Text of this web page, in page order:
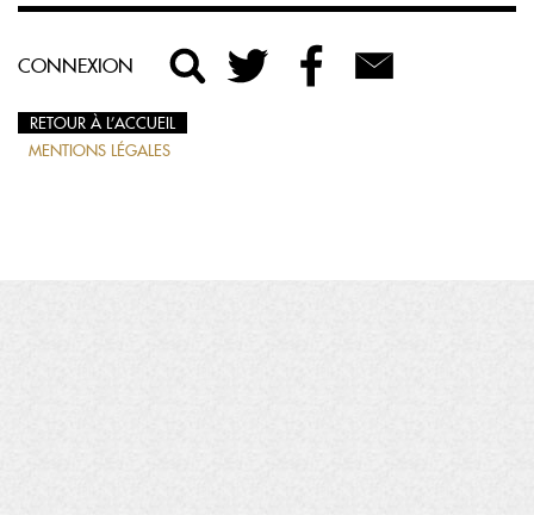
CONNEXION
RETOUR À L’ACCUEIL
MENTIONS LÉGALES